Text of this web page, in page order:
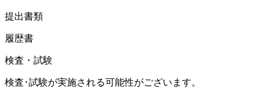
提出書類
履歴書
検査・試験
検査･試験が実施される可能性がございます。